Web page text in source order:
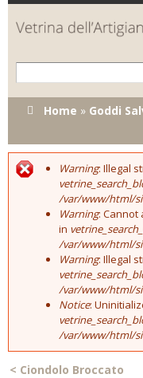
Tu sei qui
Home » Goddi
Error
Warning: Illegal
/var/www/html/
Warning: Cannot
in
/var/www/html/
Warning: Illegal
/var/www/html/
Notice:
/var/www/html/
< Ciondolo Broccato